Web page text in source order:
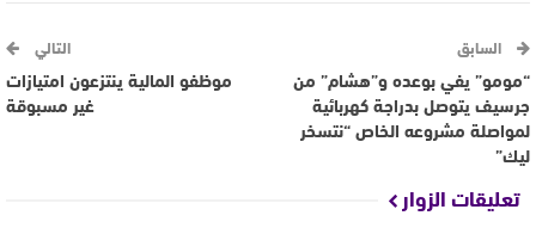
السابق
“مومو” يفي بوعده و”هشام” من
جرسيف يتوصل بدراجة كهربائية
لمواصلة مشروعه الخاص “نتسخر
ليك”
التالي
موظفو المالية ينتزعون امتيازات
غير مسبوقة
تعليقات الزوار